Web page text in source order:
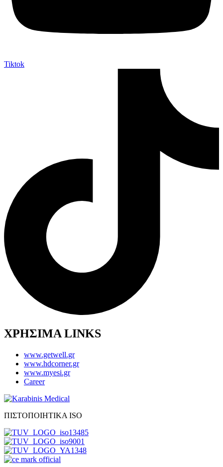
Tiktok
ΧΡΗΣΙΜΑ LINKS
www.getwell.gr
www.hdcorner.gr
www.myesi.gr
Career
ΠΙΣΤΟΠΟΙΗΤΙΚΑ ISO